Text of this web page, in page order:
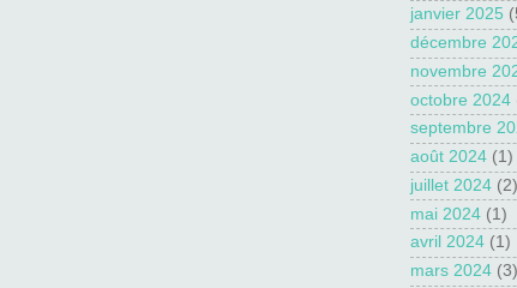
janvier 2025
décembre
novembre
octobre 2024
septembre
août 2024 (1)
juillet 2024 (2)
mai 2024 (1)
avril 2024 (1)
mars 2024 (3)